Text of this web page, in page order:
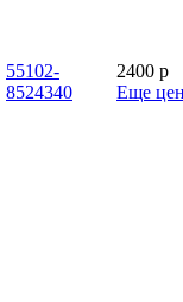
55102-
8524340
2400 p
Еще